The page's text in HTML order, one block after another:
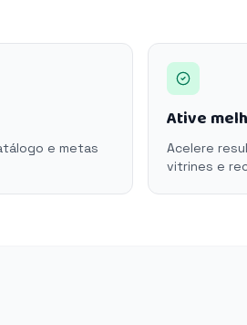
e metas
Ative
Acelere
vitrines e